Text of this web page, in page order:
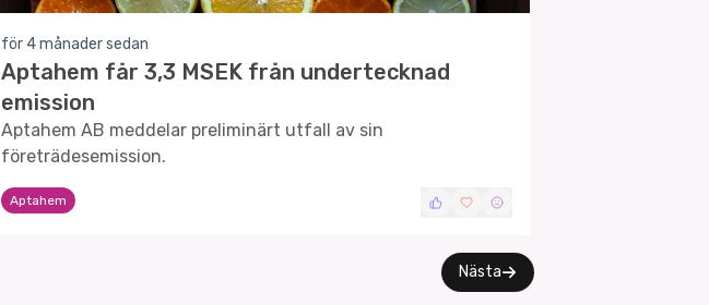
för 4 månader sedan
Aptahem får 3,3 MSEK från undertecknad
emission
Aptahem AB meddelar preliminärt utfall av sin
företrädesemission.
Aptahem
Nästa